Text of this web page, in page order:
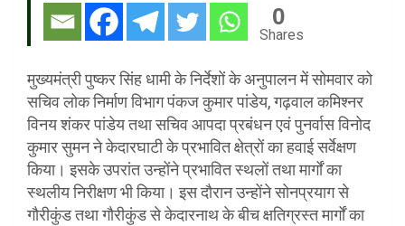
0
Shares
मुख्यमंत्री पुष्कर सिंह धामी के निर्देशों के अनुपालन में सोमवार को
सचिव लोक निर्माण विभाग पंकज कुमार पांडेय, गढ़वाल कमिश्नर
विनय शंकर पांडेय तथा सचिव आपदा प्रबंधन एवं पुनर्वास विनोद
कुमार सुमन ने केदारघाटी के प्रभावित क्षेत्रों का हवाई सर्वेक्षण
किया। इसके उपरांत उन्होंने प्रभावित स्थलों तथा मार्गों का
स्थलीय निरीक्षण भी किया। इस दौरान उन्होंने सोनप्रयाग से
गौरीकुंड तथा गौरीकुंड से केदारनाथ के बीच क्षतिग्रस्त मार्गों का